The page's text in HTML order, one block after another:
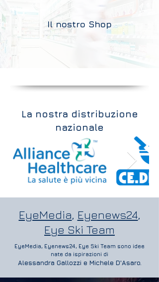
Il nostro Shop
La nostra distribuzione
nazionale
EyeMedia, Eyenews24,
Eye Ski Team
EyeMedia, Eyenews24, Eye Ski Team sono idee
nate da ispirazioni di
Alessandra Gallozzi e Michele D'Asaro.